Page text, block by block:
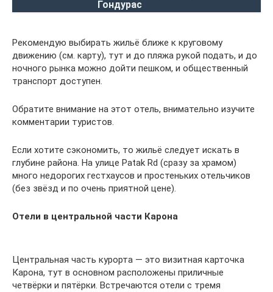
Гондурас
Рекомендую выбирать жильё ближе к круговому
движению (см. карту), тут и до пляжа рукой подать, и до
ночного рынка можно дойти пешком, и общественный
транспорт доступен.
Обратите внимание на этот отель, внимательно изучите
комментарии туристов.
Если хотите сэкономить, то жильё следует искать в
глубине района. На улице Patak Rd (сразу за храмом)
много недорогих гестхаусов и простеньких отельчиков
(без звёзд и по очень приятной цене).
Отели в центральной части Карона
Центральная часть курорта — это визитная карточка
Карона, тут в основном расположены приличные
четвёрки и пятёрки. Встречаются отели с тремя